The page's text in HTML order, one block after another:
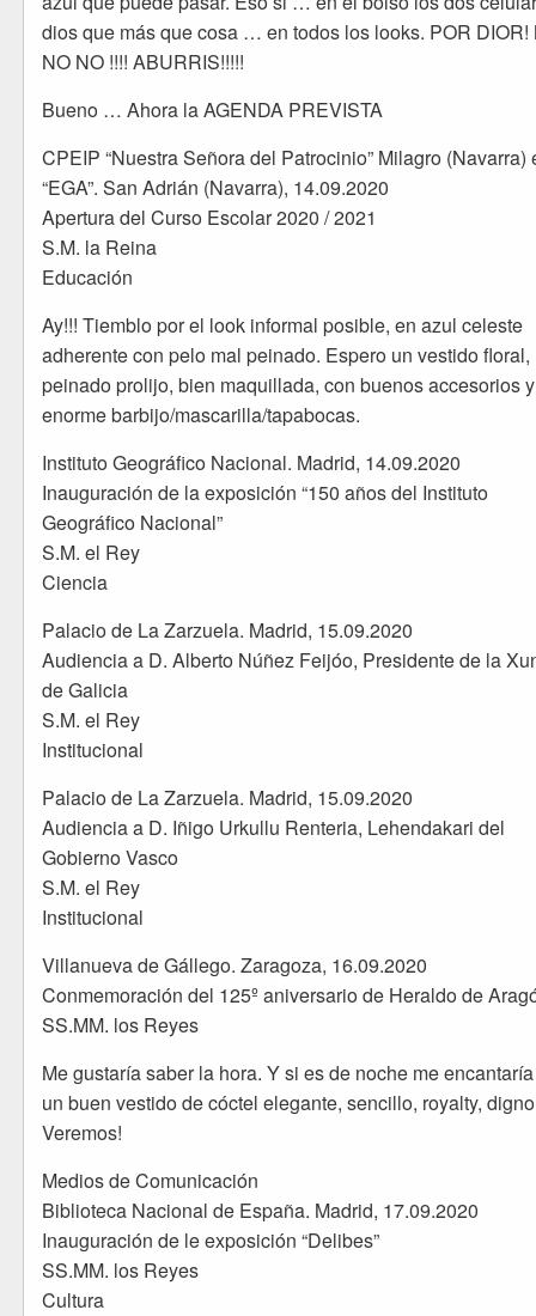
dios que más que cosa … en todos los looks. POR DIOR!
NO NO !!!! ABURRIS!!!!!
Bueno … Ahora la AGENDA PREVISTA
CPEIP “Nuestra Señora del Patrocinio” Milagro (Navarra)
“EGA”. San Adrián (Navarra), 14.09.2020
Apertura del Curso Escolar 2020 / 2021
S.M. la Reina
Educación
Ay!!! Tiemblo por el look informal posible, en azul celeste
adherente con pelo mal peinado. Espero un vestido floral,
peinado prolijo, bien maquillada, con buenos accesorios
enorme barbijo/mascarilla/tapabocas.
Instituto Geográfico Nacional. Madrid, 14.09.2020
Inauguración de la exposición “150 años del Instituto
Geográfico Nacional”
S.M. el Rey
Ciencia
Palacio de La Zarzuela. Madrid, 15.09.2020
Audiencia a D. Alberto Núñez Feijóo, Presidente de la
de Galicia
S.M. el Rey
Institucional
Palacio de La Zarzuela. Madrid, 15.09.2020
Audiencia a D. Iñigo Urkullu Renteria, Lehendakari del
Gobierno Vasco
S.M. el Rey
Institucional
Villanueva de Gállego. Zaragoza, 16.09.2020
Conmemoración del 125º aniversario de Heraldo de
SS.MM. los Reyes
Me gustaría saber la hora. Y si es de noche me
un buen vestido de cóctel elegante, sencillo, royalty,
Veremos!
Medios de Comunicación
Biblioteca Nacional de España. Madrid, 17.09.2020
Inauguración de le exposición “Delibes”
SS.MM. los Reyes
Cultura